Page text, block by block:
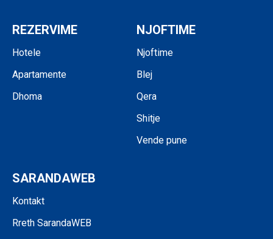
REZERVIME
Hotele
Apartamente
Dhoma
NJOFTIME
Njoftime
Blej
Qera
Shitje
Vende pune
SARANDAWEB
Kontakt
Rreth SarandaWEB